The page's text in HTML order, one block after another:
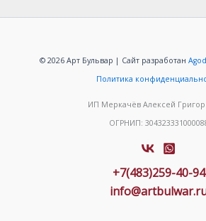
© 2026 Арт Бульвар | Сайт разработан
Политика
ИП Меркачёв Алексей
ОГРНИП:
+7(483)259-40-94